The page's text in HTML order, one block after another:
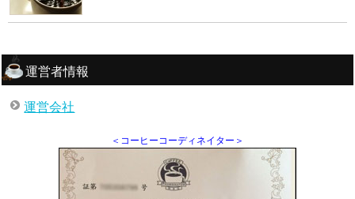
運営者情報
運営会社
＜コーヒーコーディネイター＞